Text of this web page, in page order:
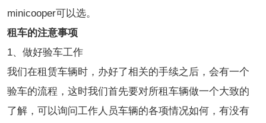
minicooper可以选。
租车的注意事项
1、做好验车工作
我们在租赁车辆时，办好了相关的手续之后，会有一个
验车的流程，这时我们首先要对所租车辆做一个大致的
了解，可以询问工作人员车辆的各项情况如何，有没有